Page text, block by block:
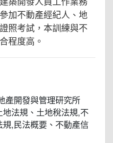
加不動產經紀人、地
照考試，本訓練與不
程度高。
產開發與管理研究所
法規、土地稅法規,不
,民法概要、不動產信